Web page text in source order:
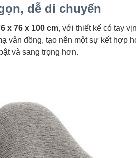
dễ di chuyển
x 76 x 100 cm, với thiết kế có tay
vân đồng, tạo nên một sự kết hợp
và sang trọng hơn.